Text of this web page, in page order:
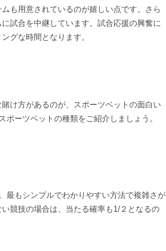
も用意されているのが嬉しい点です。さら
試合を中継しています。試合応援の興奮に
グな時間となります。
け方があるのが、スポーツベットの面白い
ーツベットの種類をご紹介しましょう。
最もシンプルでわかりやすい方法で複雑さが
競技の場合は、当たる確率も1/２となるの